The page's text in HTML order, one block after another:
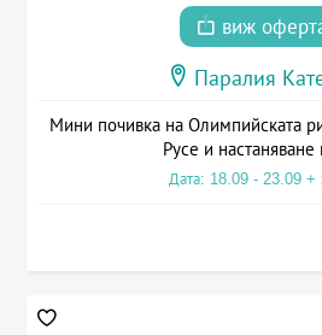
виж
Паралия
Мини почивка на Олимпийската
Русе и настаняване
Дата: 18.09 - 23.09 +